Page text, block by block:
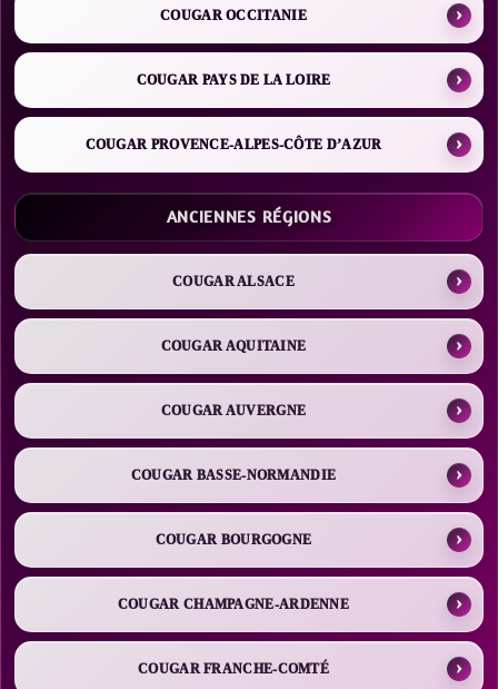
COUGAR OCCITANIE
COUGAR PAYS DE LA LOIRE
COUGAR PROVENCE-ALPES-CÔTE D’AZUR
ANCIENNES RÉGIONS
COUGAR ALSACE
COUGAR AQUITAINE
COUGAR AUVERGNE
COUGAR BASSE-NORMANDIE
COUGAR BOURGOGNE
COUGAR CHAMPAGNE-ARDENNE
COUGAR FRANCHE-COMTÉ